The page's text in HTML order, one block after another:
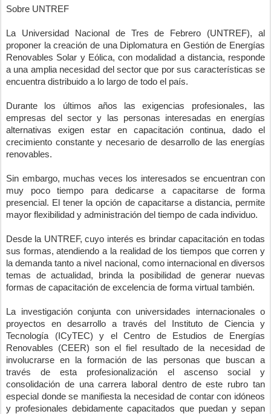
Sobre UNTREF
La Universidad Nacional de Tres de Febrero (UNTREF), al
proponer la creación de una Diplomatura en Gestión de Energías
Renovables Solar y Eólica, con modalidad a distancia, responde
a una amplia necesidad del sector que por sus características se
encuentra distribuido a lo largo de todo el país.
Durante los últimos años las exigencias profesionales, las
empresas del sector y las personas interesadas en energías
alternativas exigen estar en capacitación continua, dado el
crecimiento constante y necesario de desarrollo de las energías
renovables.
Sin embargo, muchas veces los interesados se encuentran con
muy poco tiempo para dedicarse a capacitarse de forma
presencial. El tener la opción de capacitarse a distancia, permite
mayor flexibilidad y administración del tiempo de cada individuo.
Desde la UNTREF, cuyo interés es brindar capacitación en todas
sus formas, atendiendo a la realidad de los tiempos que corren y
la demanda tanto a nivel nacional, como internacional en diversos
temas de actualidad, brinda la posibilidad de generar nuevas
formas de capacitación de excelencia de forma virtual también.
La investigación conjunta con universidades internacionales o
proyectos en desarrollo a través del Instituto de Ciencia y
Tecnología (ICyTEC) y el Centro de Estudios de Energías
Renovables (CEER) son el fiel resultado de la necesidad de
involucrarse en la formación de las personas que buscan a
través de esta profesionalización el ascenso social y
consolidación de una carrera laboral dentro de este rubro tan
especial donde se manifiesta la necesidad de contar con idóneos
y profesionales debidamente capacitados que puedan y sepan